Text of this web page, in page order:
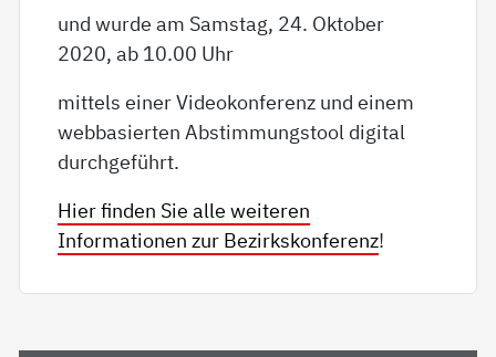
und wurde am Samstag, 24. Oktober
2020, ab 10.00 Uhr
mittels einer Videokonferenz und einem
webbasierten Abstimmungstool digital
durchgeführt.
Hier finden Sie alle weiteren
Informationen zur Bezirkskonferenz!